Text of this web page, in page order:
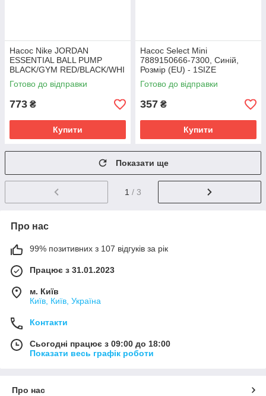
Насос Nike JORDAN
ESSENTIAL BALL PUMP
BLACK/GYM RED/BLACK/WHI
червоний, чорний, білий
Унісекс NS J.000.1946.079.NS
Готово до відправки
773 ₴
Купити
Насос Select Mini
7889150666-7300, Синій,
Розмір (EU) - 1SIZE
Готово до відправки
357 ₴
Купити
Показати ще
1 / 3
Про нас
99% позитивних з 107 відгуків за рік
Працює з 31.01.2023
м. Київ
Київ, Київ, Україна
Контакти
Сьогодні працює з 09:00 до 18:00
Показати весь графік роботи
Про нас